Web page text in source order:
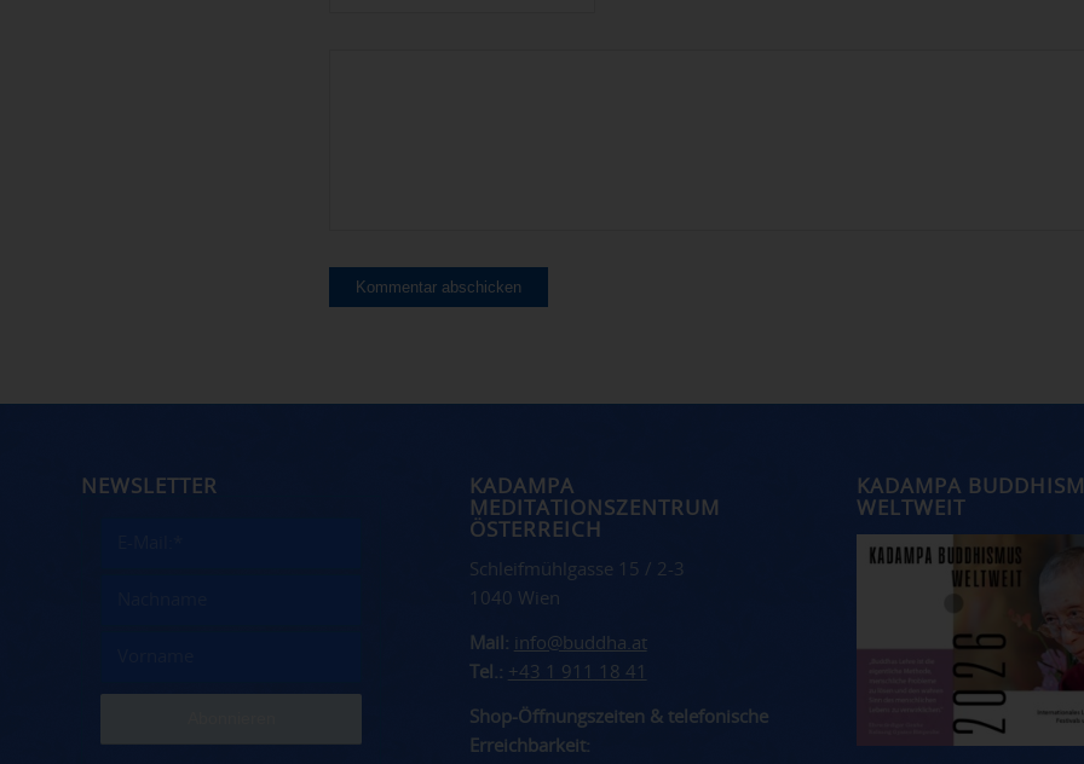
NEWSLETTER
KADAMPA
MEDITATIONSZENTRUM
ÖSTERREICH
Schleifmühlgasse 15 / 2-3
1040 Wien
Mail: info@buddha.at
Tel.: +43 1 911 18 41
Shop-Öffnungszeiten & telefonische
Erreichbarkeit:
KADAMPA
WELTWEIT